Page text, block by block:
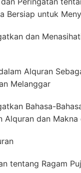
Bersiap untuk
dan
Alquran
Melanggar
Bahasa-
Alquran dan
tentang Ragam